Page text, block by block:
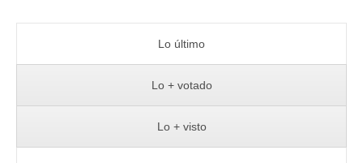
Lo último
Lo + votado
Lo + visto